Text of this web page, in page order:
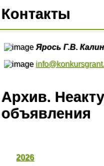
Контакты
Ярось Г.В.
Архив.
объявления
2026